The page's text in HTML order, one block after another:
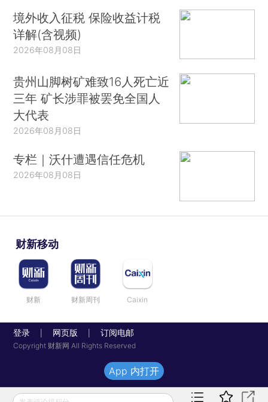
境外收入征税 保险收益计税
详解(含视频)
2026年08月08日
贵州山脚树矿难致16人死亡近
三年 矿长涉罪被罢免全国人
大代表
2026年08月08日
专栏｜沃什遭遇信任危机
2026年08月08日
财新移动
财新 财新周刊 Caixin
登录 网页版 订阅电邮
Copyright 财新网 All Rights Reserved
App 内打开